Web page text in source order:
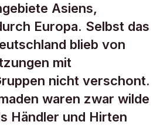
Asiens,
Europa. Selbst das
blieb von
mit
nicht verschont.
waren zwar wilde
Händler und Hirten